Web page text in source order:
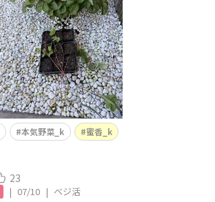
本気野菜_k
蜜香_k
23
| 07/10 | ベジ活